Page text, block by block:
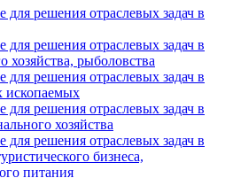
решения отраслевых задач в
решения отраслевых задач в
хозяйства, рыболовства
решения отраслевых задач в
ископаемых
решения отраслевых задач в
хозяйства
решения отраслевых задач в
бизнеса,
питания